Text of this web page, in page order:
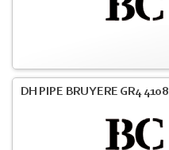
DH PIPE BRUYERE GR4 4108